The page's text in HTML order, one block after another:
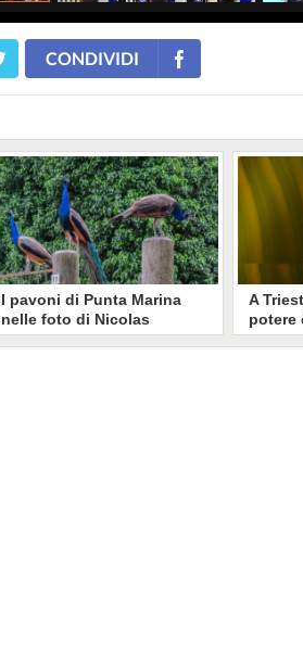
CONDIVIDI
I pavoni di Punta Marina
nelle foto di Nicolas
Brunetti: "La convivenza è
A
potere